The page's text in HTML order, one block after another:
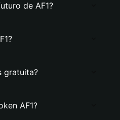
de AF1?
gratuita?
AF1?